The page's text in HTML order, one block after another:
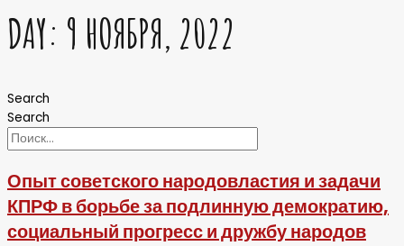
DAY: 9 НОЯБРЯ, 2022
Search
Search
Опыт советского народовластия и задачи
КПРФ в борьбе за подлинную демократию,
социальный прогресс и дружбу народов